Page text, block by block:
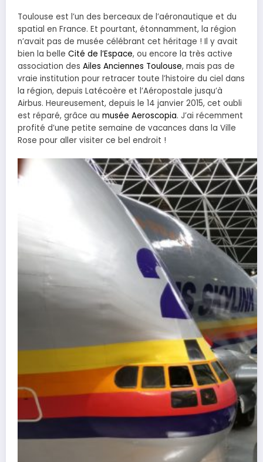
Toulouse est l’un des berceaux de l’aéronautique et du
spatial en France. Et pourtant, étonnamment, la région
n’avait pas de musée célébrant cet héritage ! Il y avait
bien la belle Cité de l’Espace, ou encore la très active
association des Ailes Anciennes Toulouse, mais pas de
vraie institution pour retracer toute l’histoire du ciel dans
la région, depuis Latécoère et l’Aéropostale jusqu’à
Airbus. Heureusement, depuis le 14 janvier 2015, cet oubli
est réparé, grâce au musée Aeroscopia. J’ai récemment
profité d’une petite semaine de vacances dans la Ville
Rose pour aller visiter ce bel endroit !